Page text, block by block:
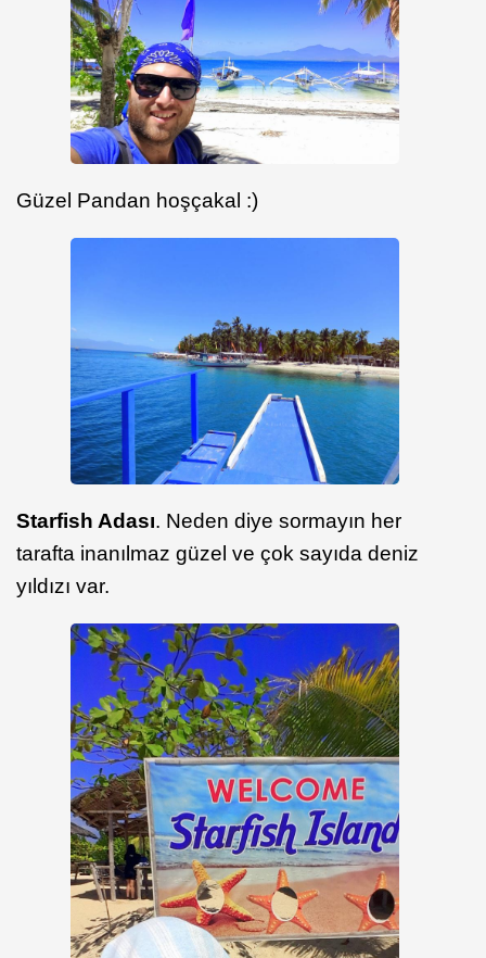
Güzel Pandan hoşçakal :)
Starfish Adası. Neden diye sormayın her
tarafta inanılmaz güzel ve çok sayıda deniz
yıldızı var.